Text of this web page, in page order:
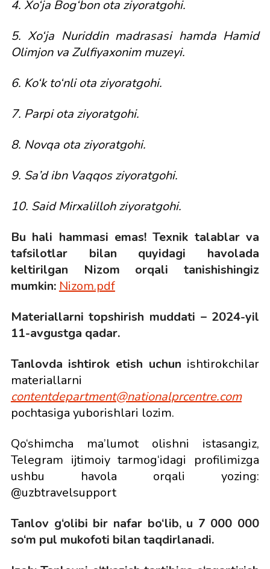
4. Xo‘ja Bog‘bon ota ziyoratgohi.
5. Xo‘ja Nuriddin madrasasi hamda Hamid
Olimjon va Zulfiyaxonim muzeyi.
6. Ko‘k to‘nli ota ziyoratgohi.
7. Parpi ota ziyoratgohi.
8. Novqa ota ziyoratgohi.
9. Sa’d ibn Vaqqos ziyoratgohi.
10. Said Mirxalilloh ziyoratgohi.
Bu hali hammasi emas! Texnik talablar va
tafsilotlar bilan quyidagi havolada
keltirilgan Nizom orqali tanishishingiz
mumkin: Nizom.pdf
Materiallarni topshirish muddati – 2024-yil
11-avgustga qadar.
Tanlovda ishtirok etish uchun ishtirokchilar
materiallarni
contentdepartment@nationalprcentre.com
pochtasiga yuborishlari lozim.
Qo‘shimcha ma’lumot olishni istasangiz,
Telegram ijtimoiy tarmog‘idagi profilimizga
ushbu havola orqali yozing:
@uzbtravelsupport
Tanlov g‘olibi bir nafar bo‘lib, u 7 000 000
so‘m pul mukofoti bilan taqdirlanadi.